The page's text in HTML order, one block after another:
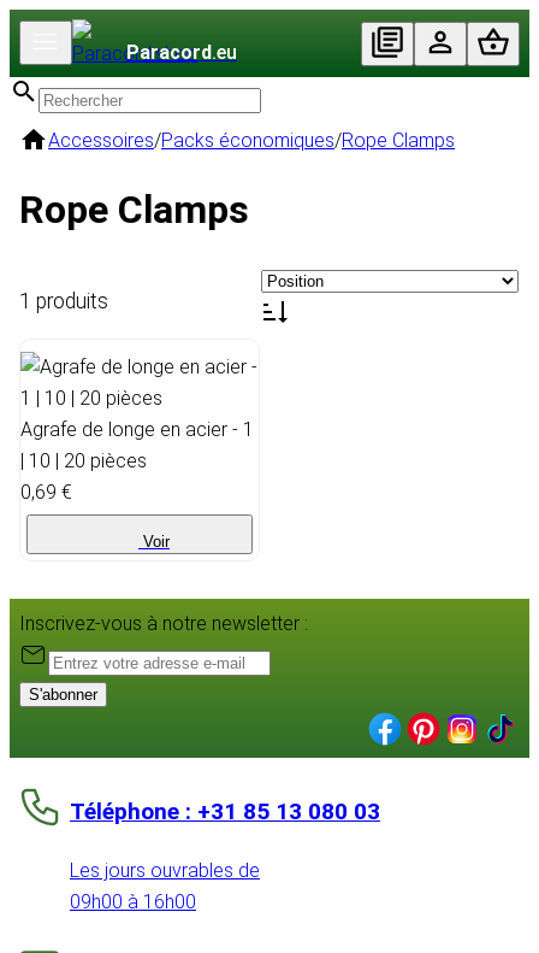
Paracord.eu
Accessoires/Packs économiques/Rope Clamps
Rope Clamps
1 produits
Agrafe de longe en acier - 1
| 10 | 20 pièces
0,69 €
Voir
Inscrivez-vous à notre newsletter :
S'abonner
Téléphone : +31 85 13 080 03
Les jours ouvrables de
09h00 à 16h00